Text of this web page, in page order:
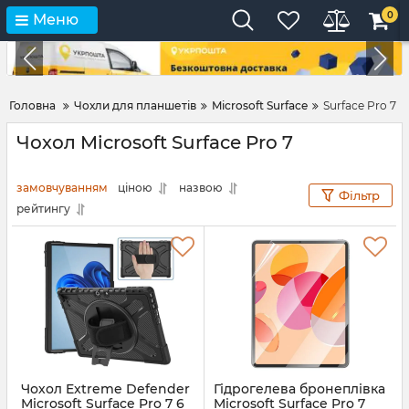
Меню 0
Головна Чохли для планшетів Microsoft Surface Surface Pro 7
Чохол Microsoft Surface Pro 7
замовчуванням ціною
назвою
рейтингу
Фільтр
Чохол Extreme Defender
Microsoft Surface Pro 7 6
Гідрогелева бронеплівка
Microsoft Surface Pro 7